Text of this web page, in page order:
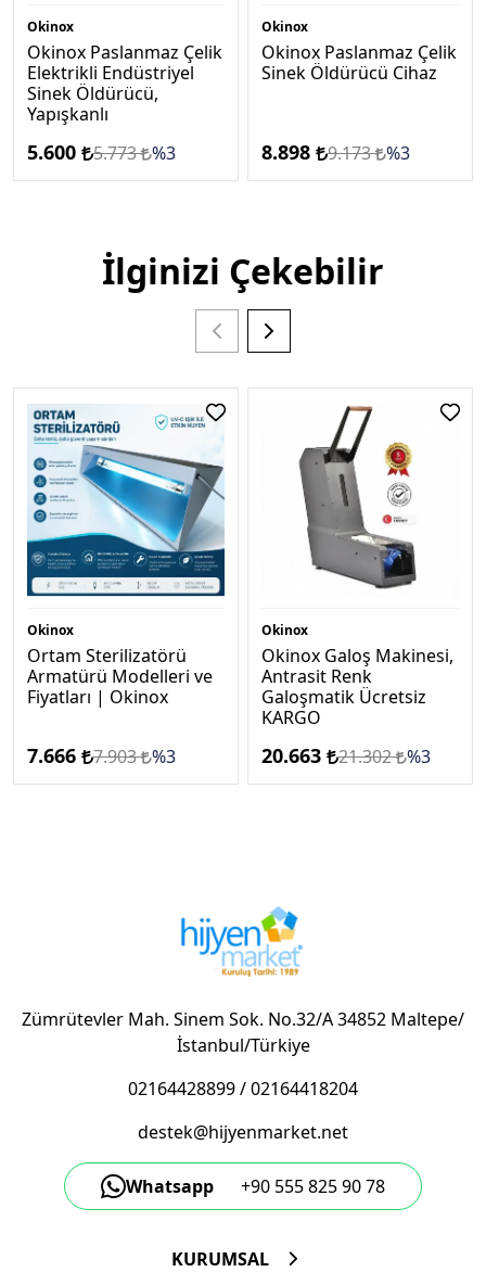
Okinox
Okinox Paslanmaz Çelik
Elektrikli Endüstriyel
Sinek Öldürücü,
Yapışkanlı
5.600 5.773 %3
Okinox
Okinox Paslanmaz Çelik
Sinek Öldürücü Cihaz
8.898 9.173 %3
İlginizi Çekebilir
Okinox
Ortam Sterilizatörü
Armatürü Modelleri ve
Fiyatları | Okinox
7.666 7.903 %3
Okinox
Okinox Galoş Makinesi,
Antrasi̇t Renk
Galoşmatik Ücretsi̇z
KARGO
20.663 21.302 %3
Zümrütevler Mah. Sinem Sok. No.32/A 34852 Maltepe/
İstanbul/Türkiye
02164428899/02164418204
destek@hijyenmarket.net
Whatsapp +90 555 825 90 78
KURUMSAL